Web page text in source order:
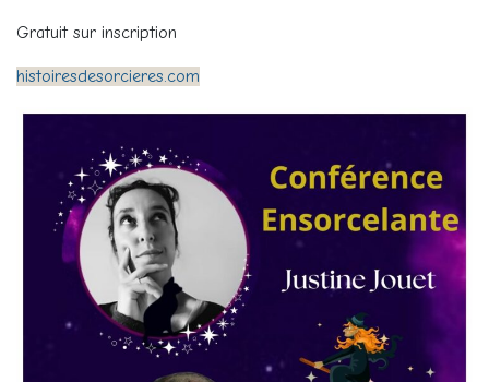
Gratuit sur inscription
histoiresdesorcieres.com